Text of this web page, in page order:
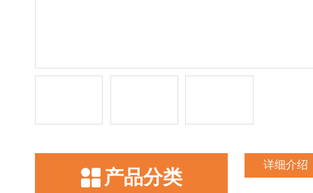
产品分类
详细介绍